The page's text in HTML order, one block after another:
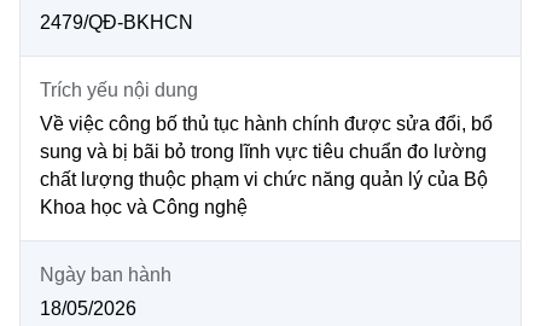
Sở Khoa học và Công nghệ
Chuyển đổi số
Bưu chính, Viễn thông
Sở hữu trí tuệ
Tiêu chuẩn, đo lường, chất lượng
Năng lượng nguyên tử
Văn bản QPPL
Văn bản chỉ đạo điều hành
Lấy ý kiến người dân về dự thảo VBQPPL
MST IOFFICE
THỐNG KÊ
Khoa học và Công nghệ
Đổi mới sáng tạo
Bưu chính, Viễn thông
Multimedia
THƯ ĐIỆN TỬ
Khác
Videos
2479/QĐ-BKHCN
Trích yếu nội dung
Về việc công bố thủ tục hành chính được sửa đổi, bổ
sung và bị bãi bỏ trong lĩnh vực tiêu chuẩn đo lường
chất lượng thuộc phạm vi chức năng quản lý của Bộ
Khoa học và Công nghệ
Ngày ban hành
18/05/2026